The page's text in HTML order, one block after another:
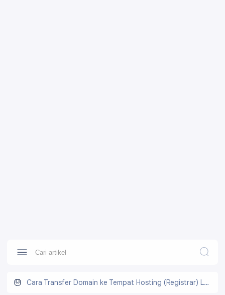
Cara Transfer Domain ke Tempat Hosting (Registrar) Lain